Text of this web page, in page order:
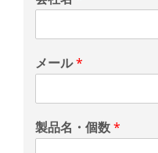
メール*
製品名・個数*